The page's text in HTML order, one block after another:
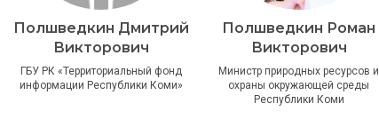
Полшведкин Дмитрий
Викторович
ГБУ РК «Территориальный фонд
информации Республики Коми»
Полшведкин Роман
Викторович
Министр природных ресурсов и
охраны окружающей среды
Республики Коми